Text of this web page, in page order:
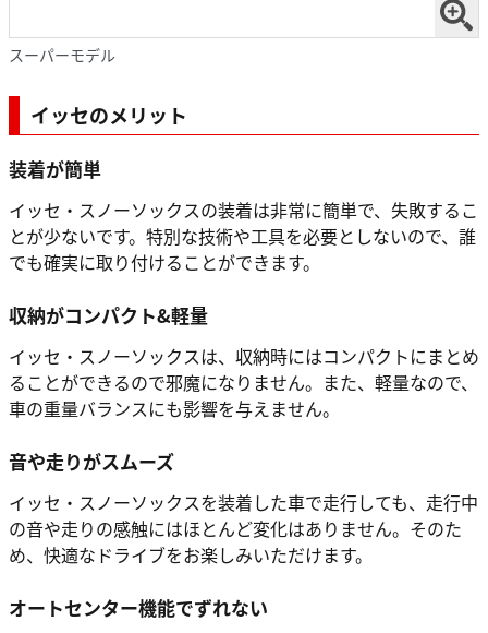
スーパーモデル
イッセのメリット
装着が簡単
イッセ・スノーソックスの装着は非常に簡単で、失敗するこ
とが少ないです。特別な技術や工具を必要としないので、誰
でも確実に取り付けることができます。
収納がコンパクト&軽量
イッセ・スノーソックスは、収納時にはコンパクトにまとめ
ることができるので邪魔になりません。また、軽量なので、
車の重量バランスにも影響を与えません。
音や走りがスムーズ
イッセ・スノーソックスを装着した車で走行しても、走行中
の音や走りの感触にはほとんど変化はありません。そのた
め、快適なドライブをお楽しみいただけます。
オートセンター機能でずれない